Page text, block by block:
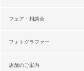
フェア・相談会
フォトグラファー
店舗のご案内